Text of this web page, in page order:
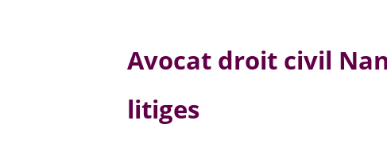
Avocat droit civil
litiges